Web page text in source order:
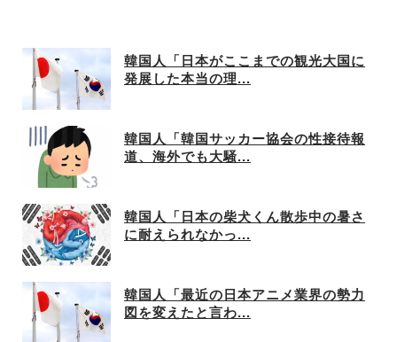
韓国人「日本がここまでの観光大国に
発展した本当の理...
韓国人「韓国サッカー協会の性接待報
道、海外でも大騒...
韓国人「日本の柴犬くん散歩中の暑さ
に耐えられなかっ...
韓国人「最近の日本アニメ業界の勢力
図を変えたと言わ...